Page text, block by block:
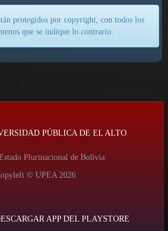
protegidos por copyright, con todos los
que se indique lo contrario.
PÚBLICA DE EL ALTO
Plurinacional de Bolivia
© UPEA 2026
APP DEL PLAYSTORE